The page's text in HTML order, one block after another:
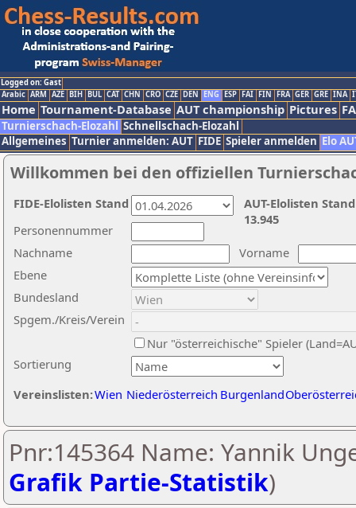
Logged on: Gast
Arabic ARM AZE BIH BUL CAT CHN CRO CZE DEN ENG ESP FAI FIN FRA GER GRE INA
Home Tournament-Database AUT championship Pictures
Turnierschach-Elozahl Schnellschach-Elozahl
Allgemeines Turnier anmelden: AUT FIDE Spieler anmelden Elo
Willkommen bei den offiziellen
Nachname
Vorname
Ebene
Sortierung
Personennummer
Bundesland
Spgem./Kreis/Verein
Nur "österreichische" Spieler
Vereinslisten:Wien Niederösterreich Burgenland
AUT-Elolisten
13.945
FIDE-Elolisten Stand
Pnr:145364 Name: Yannik
Grafik Partie-Statistik)